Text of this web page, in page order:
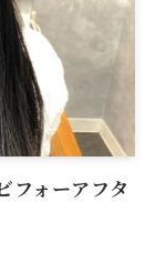
フォーアフタ